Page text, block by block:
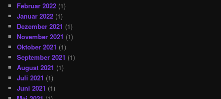
Februar 2022 (1)
Januar 2022 (1)
Dezember 2021 (1)
November 2021 (1)
Oktober 2021 (1)
September 2021 (1)
August 2021 (1)
Juli 2021 (1)
Juni 2021 (1)